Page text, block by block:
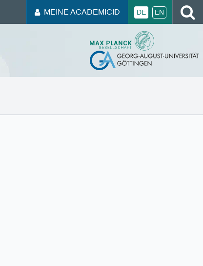
MEINE ACADEMICID DE EN